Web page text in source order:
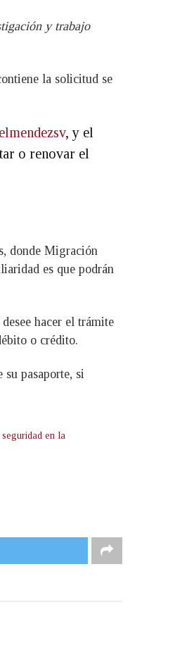
y trabajo
la solicitud se
, y el
o renovar el
donde Migración
es que podrán
hacer el trámite
o crédito.
pasaporte, si
en la